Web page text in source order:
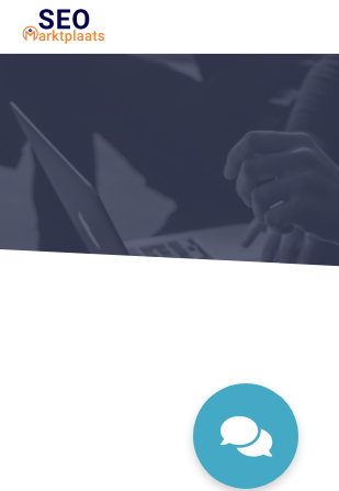
SEO tools reviews
Marketeer bij jou in de
Offerte
1. Seo voor beginners +
2. Onderzoeken +